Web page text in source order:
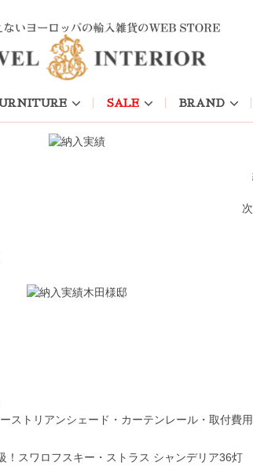
SALE BRAND
ストリアンシェード・カーテンレール・取付費
！スワロフスキー・ストラス シャンデリア36灯